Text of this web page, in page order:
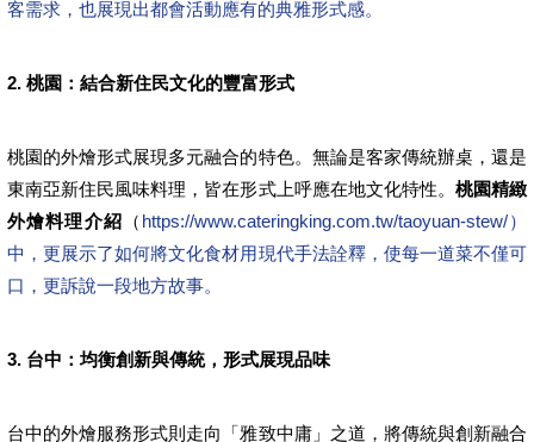
客需求，也展現出都會活動應有的典雅形式感。
2. 桃園：結合新住民文化的豐富形式
桃園的外燴形式展現多元融合的特色。無論是客家傳統辦桌，還是
東南亞新住民風味料理，皆在形式上呼應在地文化特性。 桃園精緻
外燴料理介紹 （ https://www.cateringking.com.tw/taoyuan-stew/）
中，更展示了如何將文化食材用現代手法詮釋，使每一道菜不僅可
口，更訴說一段地方故事。
3. 台中：均衡創新與傳統，形式展現品味
台中的外燴服務形式則走向「雅致中庸」之道，將傳統與創新融合